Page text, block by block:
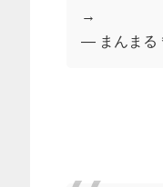
→
— まんまる